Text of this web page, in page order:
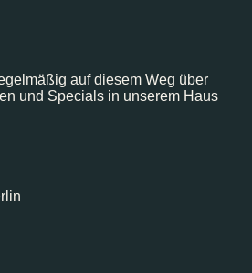
auf diesem Weg über
und Specials in unserem Haus